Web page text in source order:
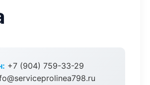
+7 (904) 759-33-29